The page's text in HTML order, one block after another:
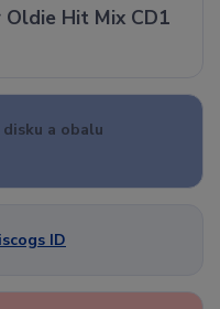
Hit Mix CD1
a obalu
ID